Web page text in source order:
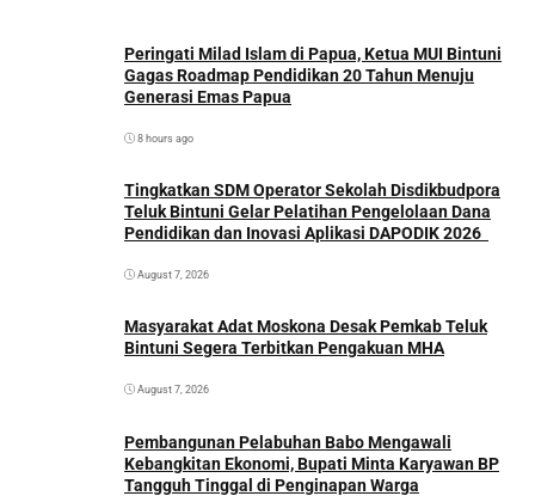
Peringati Milad Islam di Papua, Ketua MUI Bintuni
Gagas Roadmap Pendidikan 20 Tahun Menuju
Generasi Emas Papua
8 hours ago
Tingkatkan SDM Operator Sekolah Disdikbudpora
Teluk Bintuni Gelar Pelatihan Pengelolaan Dana
August 7, 2026
Masyarakat Adat Moskona Desak Pemkab Teluk
Bintuni Segera Terbitkan Pengakuan MHA
August 7, 2026
Pembangunan Pelabuhan Babo Mengawali
Kebangkitan Ekonomi, Bupati Minta Karyawan BP
Tangguh Tinggal di Penginapan Warga